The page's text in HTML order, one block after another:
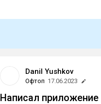
Danil Yushkov
Офтоп 17.06.2023
Написал приложение